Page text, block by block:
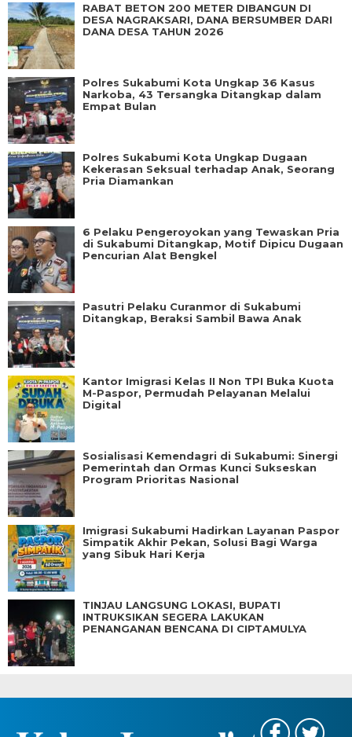
RABAT BETON 200 METER DIBANGUN DI
DESA NAGRAKSARI, DANA BERSUMBER DARI
DANA DESA TAHUN 2026
Polres Sukabumi Kota Ungkap 36 Kasus
Narkoba, 43 Tersangka Ditangkap dalam
Empat Bulan
Polres Sukabumi Kota Ungkap Dugaan
Kekerasan Seksual terhadap Anak, Seorang
Pria Diamankan
6 Pelaku Pengeroyokan yang Tewaskan Pria
di Sukabumi Ditangkap, Motif Dipicu Dugaan
Pencurian Alat Bengkel
Pasutri Pelaku Curanmor di Sukabumi
Ditangkap, Beraksi Sambil Bawa Anak
Kantor Imigrasi Kelas II Non TPI Buka Kuota
M-Paspor, Permudah Pelayanan Melalui
Digital
Sosialisasi Kemendagri di Sukabumi: Sinergi
Pemerintah dan Ormas Kunci Sukseskan
Program Prioritas Nasional
Imigrasi Sukabumi Hadirkan Layanan Paspor
Simpatik Akhir Pekan, Solusi Bagi Warga
yang Sibuk Hari Kerja
TINJAU LANGSUNG LOKASI, BUPATI
INTRUKSIKAN SEGERA LAKUKAN
PENANGANAN BENCANA DI CIPTAMULYA